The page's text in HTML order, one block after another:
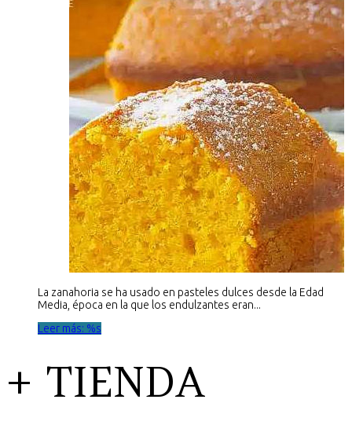
La zanahoria se ha usado en pasteles dulces desde la Edad
Media, época en la que los endulzantes eran...
Leer más: %s
+ TIENDA